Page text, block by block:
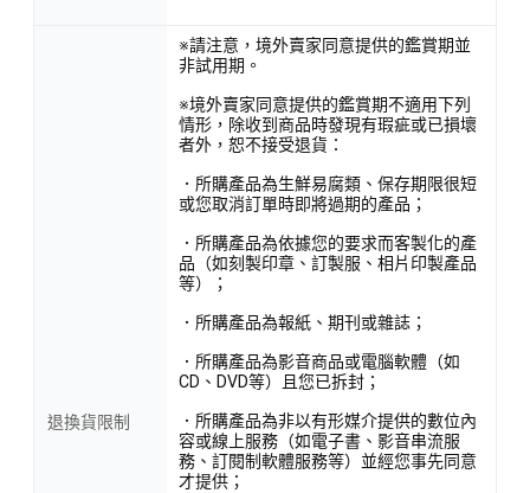
退換貨限制
※請注意，境外賣家同意提供的鑑賞期並
非試用期。
※境外賣家同意提供的鑑賞期不適用下列
情形，除收到商品時發現有瑕疵或已損壞
者外，恕不接受退貨：
．所購產品為生鮮易腐類、保存期限很短
或您取消訂單時即將過期的產品；
．所購產品為依據您的要求而客製化的產
品（如刻製印章、訂製服、相片印製產品
等）；
．所購產品為報紙、期刊或雜誌；
．所購產品為影音商品或電腦軟體（如
CD、DVD等）且您已拆封；
．所購產品為非以有形媒介提供的數位內
容或線上服務（如電子書、影音串流服
務、訂閱制軟體服務等）並經您事先同意
才提供；